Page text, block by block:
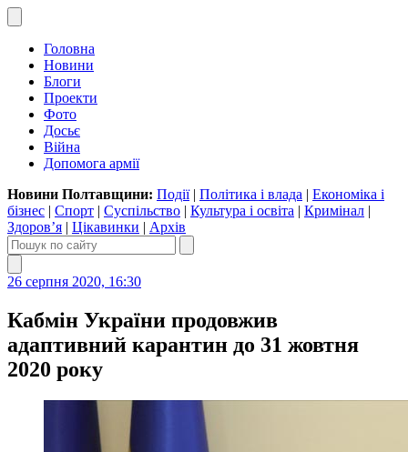
Головна
Новини
Блоги
Проекти
Фото
Досьє
Війна
Допомога армії
Новини Полтавщини: Події| Політика і влада | Економіка і
бізнес | Спорт | Суспільство | Культура і освіта | Кримінал |
Здоров’я | Цікавинки | Архів
26 серпня 2020, 16:30
Кабмін України продовжив
адаптивний карантин до 31 жовтня
2020 року